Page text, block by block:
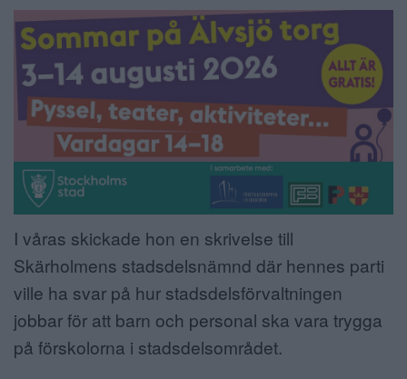
I våras skickade hon en skrivelse till
Skärholmens stadsdelsnämnd där hennes parti
ville ha svar på hur stadsdelsförvaltningen
jobbar för att barn och personal ska vara trygga
på förskolorna i stadsdelsområdet.